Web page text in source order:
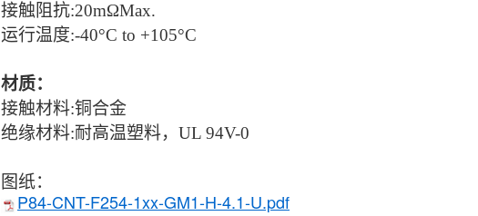
接触阻抗:20mΩMax.
运行温度:-40°C to +105°C
材质：
接触材料:铜合金
绝缘材料:耐高温塑料，UL 94V-0
图纸：
P84-CNT-F254-1xx-GM1-H-4.1-U.pdf